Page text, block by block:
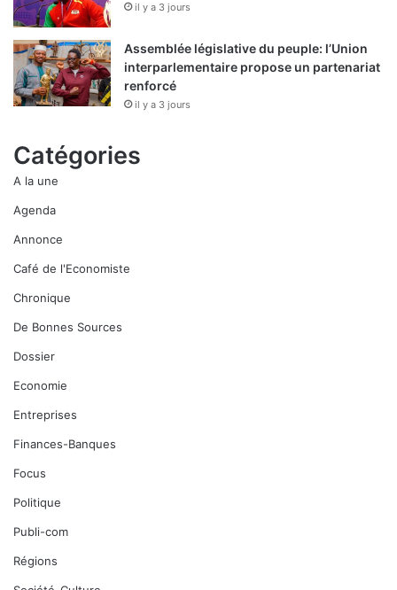
il y a 3 jours
Assemblée législative du peuple: l’Union
interparlementaire propose un partenariat
renforcé
il y a 3 jours
Catégories
A la une
Agenda
Annonce
Café de l'Economiste
Chronique
De Bonnes Sources
Dossier
Economie
Entreprises
Finances-Banques
Focus
Politique
Publi-com
Régions